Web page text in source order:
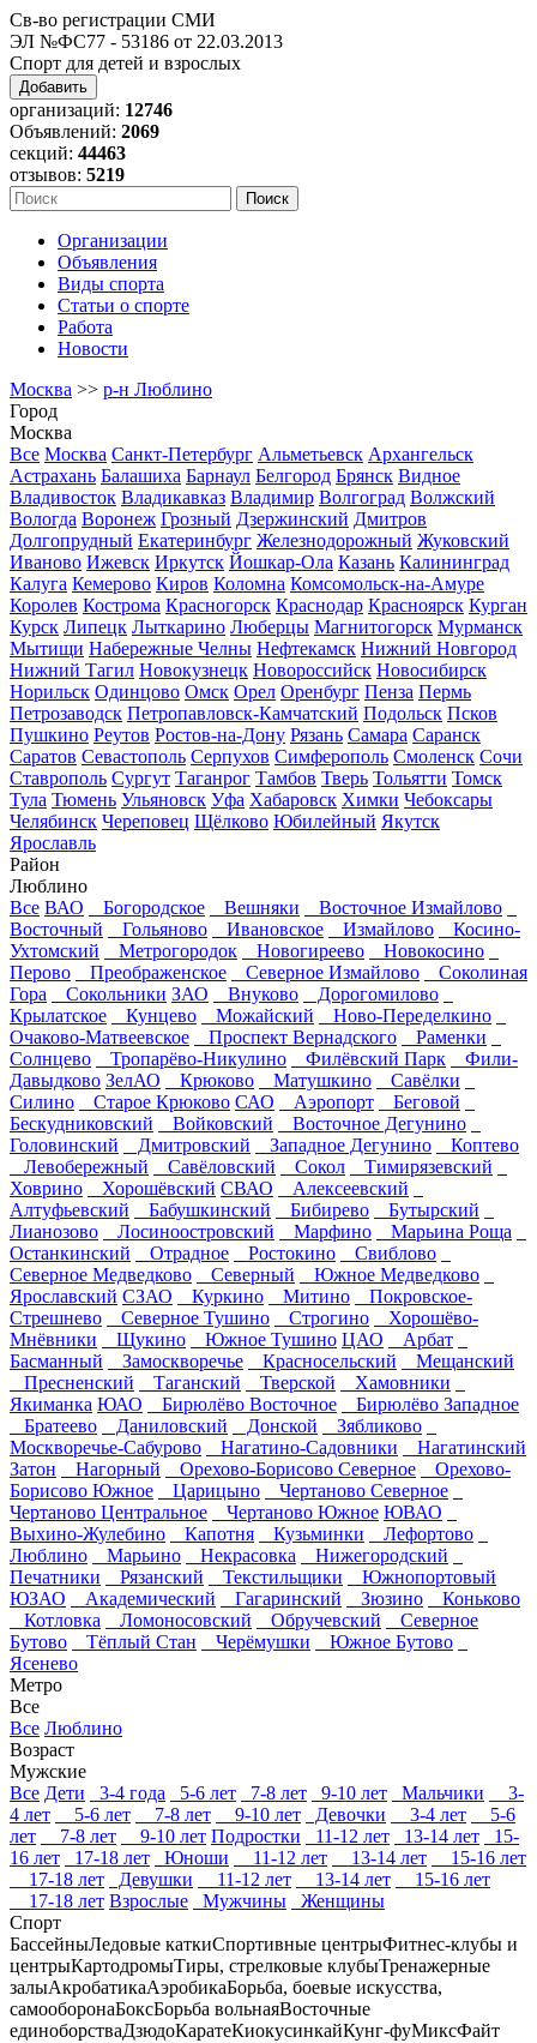
Св-во регистрации СМИ
ЭЛ №ФС77 - 53186 от 22.03.2013
Спорт для детей и взрослых
Добавить
организаций: 12746
Объявлений: 2069
секций: 44463
отзывов: 5219
Организации
Объявления
Виды спорта
Статьи о спорте
Работа
Новости
Москва >> р-н Люблино
Город
Москва
Все Москва Санкт-Петербург Альметьевск Архангельск
Астрахань Балашиха Барнаул Белгород Брянск Видное
Владивосток Владикавказ Владимир Волгоград Волжский
Вологда Воронеж Грозный Дзержинский Дмитров
Долгопрудный Екатеринбург Железнодорожный Жуковский
Иваново Ижевск Иркутск Йошкар-Ола Казань Калининград
Калуга Кемерово Киров Коломна Комсомольск-на-Амуре
Королев Кострома Красногорск Краснодар Красноярск Курган
Курск Липецк Лыткарино Люберцы Магнитогорск Мурманск
Мытищи Набережные Челны Нефтекамск Нижний Новгород
Нижний Тагил Новокузнецк Новороссийск Новосибирск
Норильск Одинцово Омск Орел Оренбург Пенза Пермь
Петрозаводск Петропавловск-Камчатский Подольск Псков
Пушкино Реутов Ростов-на-Дону Рязань Самара Саранск
Саратов Севастополь Серпухов Симферополь Смоленск Сочи
Ставрополь Сургут Таганрог Тамбов Тверь Тольятти Томск
Тула Тюмень Ульяновск Уфа Хабаровск Химки Чебоксары
Челябинск Череповец Щёлково Юбилейный Якутск
Ярославль
Район
Люблино
Все ВАО Богородское Вешняки
Восточное Измайлово
Восточный
Гольяново Ивановское Измайлово
Косино-
Ухтомский
Метрогородок Новогиреево
Новокосино
Перово
Преображенское Северное Измайлово
Соколиная
Гора
Сокольники ЗАО Внуково
Дорогомилово
Крылатское
Кунцево Можайский
Ново-Переделкино
Очаково-Матвеевское
Проспект Вернадского
Раменки
Солнцево
Тропарёво-Никулино Филёвский Парк
Фили-
Давыдково ЗелАО Крюково Матушкино
Савёлки
Силино
Старое Крюково САО Аэропорт
Беговой
Бескудниковский
Войковский
Восточное Дегунино
Головинский
Дмитровский Западное Дегунино
Коптево
Левобережный
Савёловский Сокол
Тимирязевский
Ховрино
Хорошёвский СВАО
Алексеевский
Алтуфьевский
Бабушкинский Бибирево
Бутырский
Лианозово
Лосиноостровский Марфино
Марьина Роща
Останкинский
Отрадное Ростокино
Свиблово
Северное Медведково
Северный
Южное Медведково
Ярославский СЗАО Куркино Митино
Покровское-
Стрешнево
Северное Тушино Строгино
Хорошёво-
Мнёвники
Щукино Южное Тушино ЦАО
Арбат
Басманный
Замоскворечье Красносельский
Мещанский
Пресненский
Таганский Тверской
Хамовники
Якиманка ЮАО Бирюлёво Восточное
Бирюлёво Западное
Братеево
Даниловский Донской
Зябликово
Москворечье-Сабурово
Нагатино-Садовники
Нагатинский
Затон
Нагорный Орехово-Борисово Северное
Орехово-
Борисово Южное
Царицыно
Чертаново Северное
Чертаново Центральное
Чертаново Южное ЮВАО
Выхино-Жулебино
Капотня Кузьминки
Лефортово
Люблино
Марьино Некрасовка
Нижегородский
Печатники
Рязанский Текстильщики
Южнопортовый
ЮЗАО
Академический Гагаринский Зюзино
Коньково
Котловка
Ломоносовский Обручевский
Северное
Бутово
Тёплый Стан Черёмушки
Южное Бутово
Ясенево
Метро
Все
Все Люблино
Возраст
Мужские
Все Дети 3-4 года 5-6 лет 7-8 лет 9-10 лет Мальчики
3-
4 лет
5-6 лет 7-8 лет 9-10 лет Девочки 3-4 лет
5-6
лет
7-8 лет 9-10 лет Подростки 11-12 лет 13-14 лет
15-
16 лет
17-18 лет Юноши 11-12 лет 13-14 лет
15-16 лет
17-18 лет
Девушки 11-12 лет 13-14 лет
15-16 лет
17-18 лет Взрослые Мужчины
Женщины
Спорт
БассейныЛедовые каткиСпортивные центрыФитнес-клубы и
центрыКартодромыТиры, стрелковые клубыТренажерные
залыАкробатикаАэробикаБорьба, боевые искусства,
самооборонаБоксБорьба вольнаяВосточные
единоборстваДзюдоКаратеКиокусинкайКунг-фуМиксФайт